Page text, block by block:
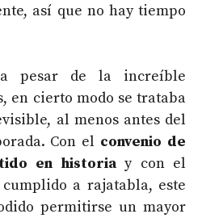
así que no hay tiempo
pesar de la increíble
en cierto modo se trataba
al menos antes del
Con el convenio de
en historiay con el
a rajatabla, este
permitirse un mayor